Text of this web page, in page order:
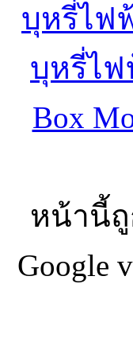
บุหรี่ไฟ
บุหรี่ไฟ
Box
หน้านี้ถู
Google